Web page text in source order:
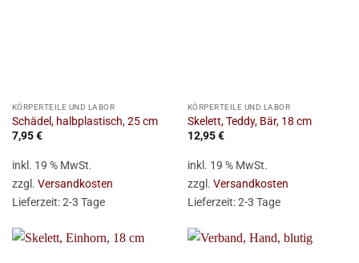
KÖRPERTEILE UND LABOR
Schädel, halbplastisch, 25 cm
7,95€
inkl. 19 % MwSt.
zzgl. Versandkosten
Lieferzeit:2-3 Tage
KÖRPERTEILE UND LABOR
Skelett, Teddy, Bär, 18 cm
12,95€
inkl. 19 % MwSt.
zzgl. Versandkosten
Lieferzeit:2-3 Tage